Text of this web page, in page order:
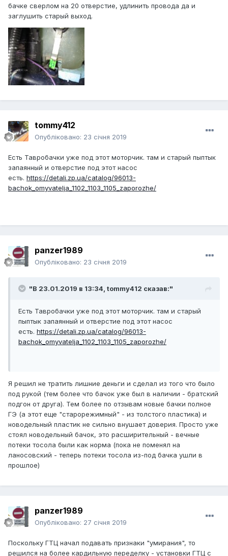
бачке сверлом на 20 отверстие, удлинить провода да и
заглушить старый выход.
tommy412
Опубліковано: 23 січня 2019
Есть Тавробачки уже под этот моторчик. там и старый пыптык
запаянный и отверстие под этот насос
есть. https://detali.zp.ua/catalog/96013-
bachok_omyvatelja_1102_1103_1105_zaporozhe/
panzer1989
Опубліковано: 23 січня 2019
"В 23.01.2019 в 13:34, tommy412 сказав:"
Есть Тавробачки уже под этот моторчик. там и старый
пыптык запаянный и отверстие под этот насос
есть. https://detali.zp.ua/catalog/96013-
bachok_omyvatelja_1102_1103_1105_zaporozhe/
Я решил не тратить лишние деньги и сделал из того что было
под рукой (тем более что бачок уже был в наличии - братский
подгон от друга). Тем более по отзывам новые бачки полное
ГЭ (а этот еще "старорежимный" - из толстого пластика) и
новодельный пластик не сильно внушает доверия. Просто уже
стоял новодельный бачок, это расширительный - вечные
потеки тосола были как норма (пока не поменял на
ланосовский - теперь потеки тосола из-под бачка ушли в
прошлое)
panzer1989
Опубліковано: 27 січня 2019
Поскольку ГТЦ начал подавать признаки "умирания", то
решился на более кардильную переделку - установки ГТЦ с